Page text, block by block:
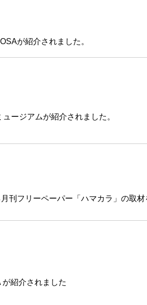
が紹介されました。
ージアムが紹介されました。
刊フリーペーパー「ハマカラ」の取
紹介されました